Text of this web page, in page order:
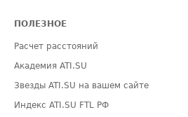
ПОЛЕЗНОЕ
Расчет расстояний
Академия ATI.SU
Звезды ATI.SU на вашем сайте
Индекс ATI.SU FTL РФ